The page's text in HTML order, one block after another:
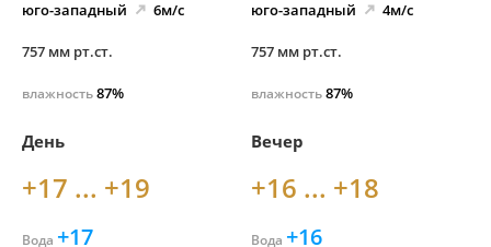
юго-западный 6м/с
757 мм рт.ст.
влажность87%
юго-западный 4м/с
757 мм рт.ст.
влажность87%
День
+17 ... +19
Вода +17
Вечер
+16 ... +18
Вода +16